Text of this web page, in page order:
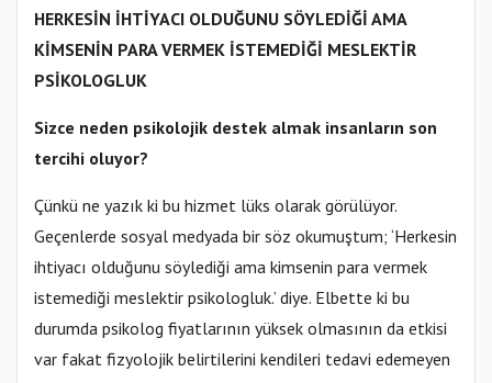
HERKESİN İHTİYACI OLDUĞUNU SÖYLEDİĞİ AMA
KİMSENİN PARA VERMEK İSTEMEDİĞİ MESLEKTİR
PSİKOLOGLUK
Sizce neden psikolojik destek almak insanların son
tercihi oluyor?
Çünkü ne yazık ki bu hizmet lüks olarak görülüyor.
Geçenlerde sosyal medyada bir söz okumuştum; ‘Herkesin
ihtiyacı olduğunu söylediği ama kimsenin para vermek
istemediği meslektir psikologluk.’ diye. Elbette ki bu
durumda psikolog fiyatlarının yüksek olmasının da etkisi
var fakat fizyolojik belirtilerini kendileri tedavi edemeyen